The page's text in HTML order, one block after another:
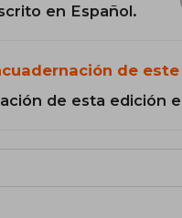
en Español.
de este
de esta edición